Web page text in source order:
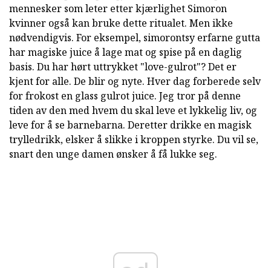
mennesker som leter etter kjærlighet Simoron
kvinner også kan bruke dette ritualet. Men ikke
nødvendigvis. For eksempel, simorontsy erfarne gutta
har magiske juice å lage mat og spise på en daglig
basis. Du har hørt uttrykket "love-gulrot"? Det er
kjent for alle. De blir og nyte. Hver dag forberede selv
for frokost en glass gulrot juice. Jeg tror på denne
tiden av den med hvem du skal leve et lykkelig liv, og
leve for å se barnebarna. Deretter drikke en magisk
trylledrikk, elsker å slikke i kroppen styrke. Du vil se,
snart den unge damen ønsker å få lukke seg.